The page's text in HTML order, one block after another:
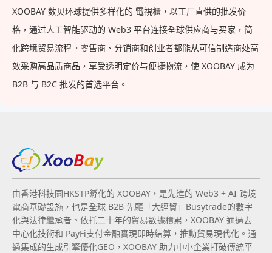
XOOBAY 数贝环球提供多样化的 電視櫃，以工厂直供的批发价
格，通过人工智能驱动的 Web3 平台连接全球供应商与买家，简
化跨境贸易流程。零售商、分销商和创业者都能从可信制造商处高
效采购高品质商品，享受透明定价与便捷物流，使 XOOBAY 成为
B2B 与 B2C 批发的首选平台。
由香港科技園HKSTP孵化的 XOOBAY，是先進的 Web3 + AI 跨境
電商基礎設施，也是全球 B2B 先驅「大經貿」Busytrade的數字
化與法律繼承者。依托二十年的貿易數據積累，XOOBAY 通過去
中心化技術和 PayFi支付金融實現即時結算，推動貿易現代化。通
過集成的生成引擎優化GEO，XOOBAY 助力中小企業打破傳統平